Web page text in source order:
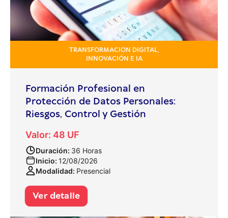
TRANSFORMACION DIGITAL,
INNOVACIÓN E IA
Formación Profesional en
Protección de Datos Personales:
Riesgos, Control y Gestión
Valor: 48 UF
Duración: 36 Horas
Inicio: 12/08/2026
Modalidad: Presencial
Ver detalle